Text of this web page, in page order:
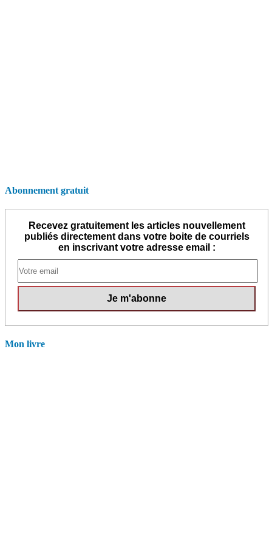
Abonnement gratuit
Recevez gratuitement les articles nouvellement
publiés directement dans votre boite de courriels
en inscrivant votre adresse email :
Mon livre